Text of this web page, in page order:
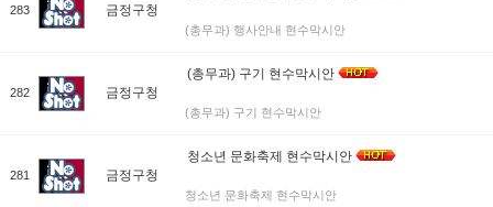
283 금정구청
(총무과) 행사안내 현수막시안
282 금정구청
(총무과) 구기 현수막시안
(총무과) 구기 현수막시안
281 금정구청
청소년 문화축제 현수막시안
청소년 문화축제 현수막시안